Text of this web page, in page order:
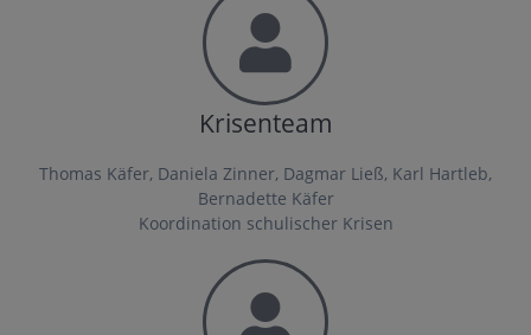
Krisenteam
Thomas Käfer, Daniela Zinner, Dagmar Ließ, Karl Hartleb,
Bernadette Käfer
Koordination schulischer Krisen